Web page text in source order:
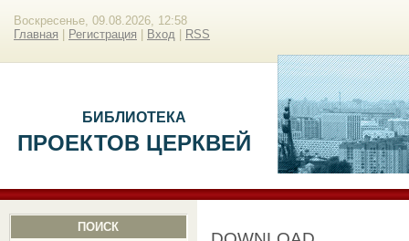
Воскресенье, 09.08.2026, 12:58
Главная
Регистрация Вход RSS
БИБЛИОТЕКА
ПРОЕКТОВ ЦЕРКВЕЙ
ПОИСК